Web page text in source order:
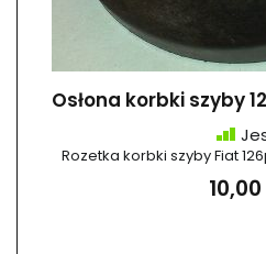
Osłona korbki szyby
Rozetka korbki szyby Fiat
10,00